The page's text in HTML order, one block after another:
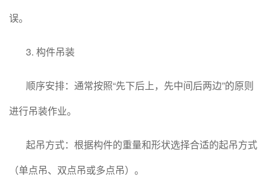
误。
3. 构件吊装
顺序安排：通常按照“先下后上，先中间后两边”的原则
进行吊装作业。
起吊方式：根据构件的重量和形状选择合适的起吊方式
（单点吊、双点吊或多点吊）。